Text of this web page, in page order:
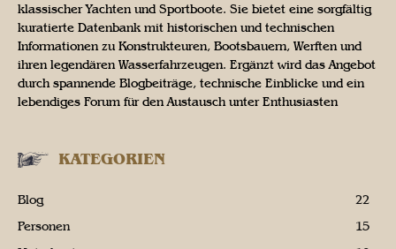
klassischer Yachten und Sportboote. Sie bietet eine sorgfältig
kuratierte Datenbank mit historischen und technischen
Informationen zu Konstrukteuren, Bootsbauern, Werften und
ihren legendären Wasserfahrzeugen. Ergänzt wird das Angebot
durch spannende Blogbeiträge, technische Einblicke und ein
lebendiges Forum für den Austausch unter Enthusiasten
KATEGORIEN
Blog
22
Personen
15